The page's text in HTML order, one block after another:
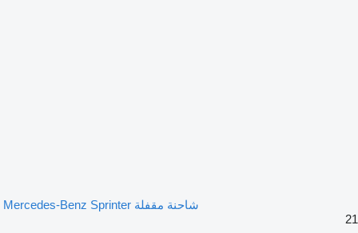
شاحنة مقفلة Mercedes-Benz Sprinter
21